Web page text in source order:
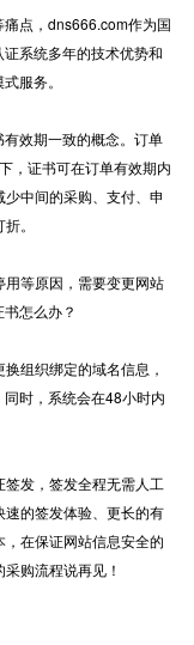
点，dns666.com作为国
系统多年的技术优势和
服务。
效期一致的概念。订单
，证书可在订单有效期内
中间的采购、支付、申
。
等原因，需要变更网站
怎么办？
组织绑定的域名信息，
时，系统会在48小时内
发，签发全程无需人工
的签发体验、更长的有
在保证网站信息安全的
购流程说再见！